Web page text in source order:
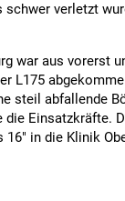
verletzt
war aus vorerst
L175
steil abfallende
Einsatzkräfte.
in die Klinik